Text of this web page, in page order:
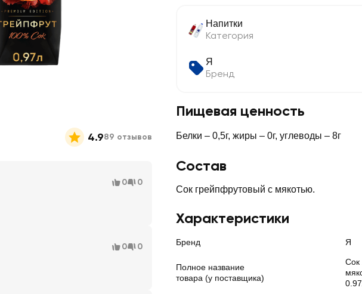
Напитки
Категория
Я
Бренд
Пищевая ценность
Белки – 0,5г, жиры – 0г, углеводы – 8г
Состав
Сок грейпфрутовый с мякотью.
Характеристики
Бренд Я
Полное название
товара (у поставщика)
Сок
4.989 отзывов
0 0
0 0